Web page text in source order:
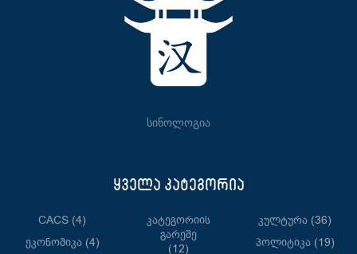
სინოლოგია
ყველა კატეგორია
CACS (4)
Ეკონომიკა(4)
Კატეგორიის
Გარეშე
(12)
Კულტურა (36)
Პოლიტიკა(19)